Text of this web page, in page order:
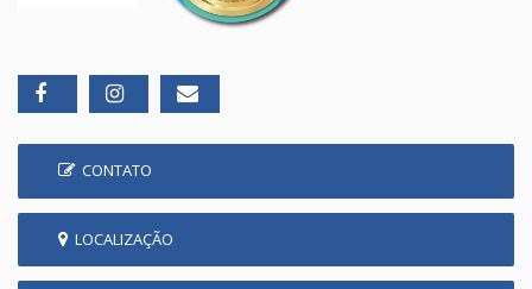
CONTATO
LOCALIZAÇÃO